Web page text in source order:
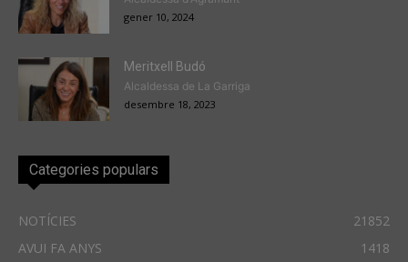
gener 10, 2024
Meritxell Budó
Alcaldessa de La Garriga
desembre 18, 2023
Categories populars
NOTÍCIES
21852
AVUI FA ANYS
1418